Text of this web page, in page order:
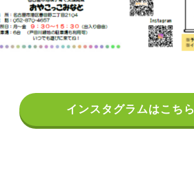
インスタグラムはこちら